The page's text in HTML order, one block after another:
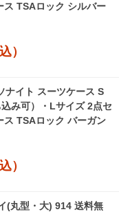
ス TSAロック シルバー
）
イト スーツケース S
み可）・Lサイズ 2点セ
ス TSAロック バーガン
）
(丸型・大) 914 送料無